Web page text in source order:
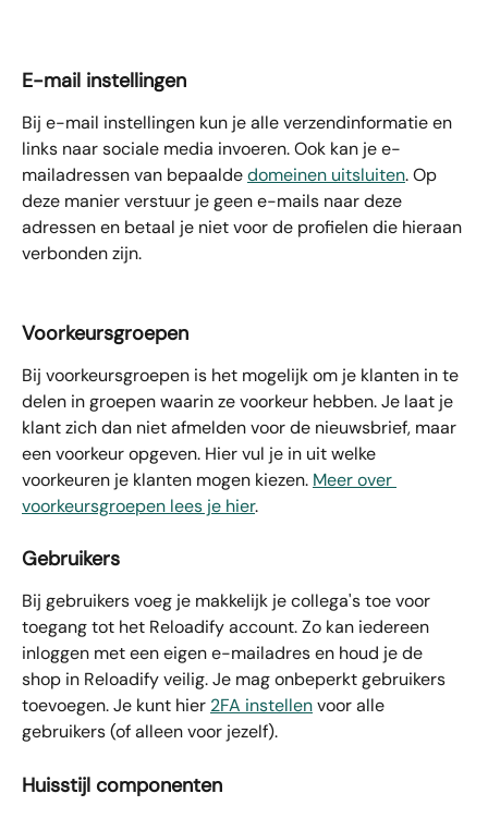
E-mail instellingen
Bij e-mail instellingen kun je alle verzendinformatie en
links naar sociale media invoeren. Ook kan je e-
mailadressen van bepaalde domeinen uitsluiten. Op
deze manier verstuur je geen e-mails naar deze
adressen en betaal je niet voor de profielen die hieraan
verbonden zijn.
Voorkeursgroepen
Bij voorkeursgroepen is het mogelijk om je klanten in te
delen in groepen waarin ze voorkeur hebben. Je laat je
klant zich dan niet afmelden voor de nieuwsbrief, maar
een voorkeur opgeven. Hier vul je in uit welke
voorkeuren je klanten mogen kiezen. Meer over
voorkeursgroepen lees je hier.
Gebruikers
Bij gebruikersvoeg je makkelijk je collega's toe voor
toegang tot het Reloadify account. Zo kan iedereen
inloggen met een eigen e-mailadres en houd je de
shop in Reloadify veilig. Je mag onbeperkt gebruikers
toevoegen. Je kunt hier 2FA instellen voor alle
gebruikers (of alleen voor jezelf).
Huisstijl componenten